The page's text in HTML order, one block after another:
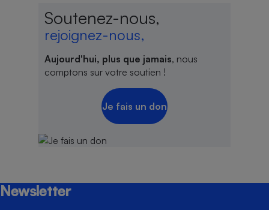
Soutenez-nous,
rejoignez-nous,
Aujourd'hui, plus que jamais, nous
comptons sur votre soutien !
Je fais un don
Newsletter